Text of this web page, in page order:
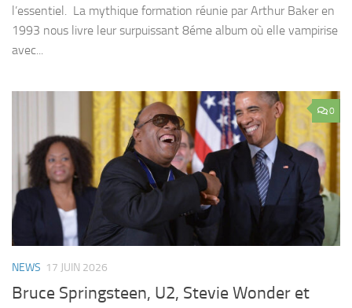
l’essentiel. La mythique formation réunie par Arthur Baker en
1993 nous livre leur surpuissant 8éme album où elle vampirise
avec...
0
NEWS 17 JUIN 2026
Bruce Springsteen, U2, Stevie Wonder et